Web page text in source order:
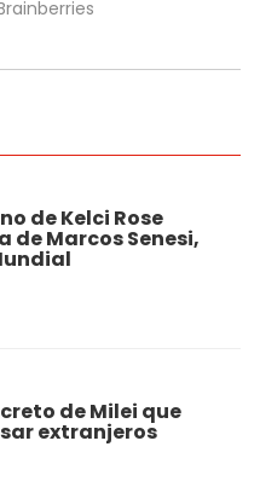
de Kelci Rose
de Marcos Senesi,
de Milei que
extranjeros